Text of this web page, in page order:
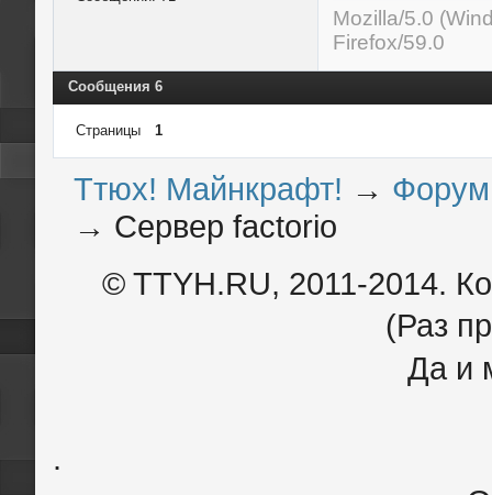
Mozilla/5.0
Firefox/59.0
Сообщения 6
Страницы 1
Ттюх! Майнкрафт! → Форум
→ Сервер factorio
© TTYH.RU, 2011-2014.
(Раз
Да и
.